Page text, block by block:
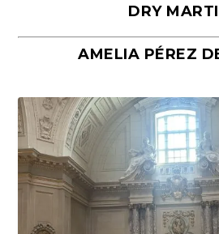
Málaga, verso en azul,
Porras y Salvador...
«La cocina hebrea.
del pueblo judío e...
DRY
AMELIA PÉREZ